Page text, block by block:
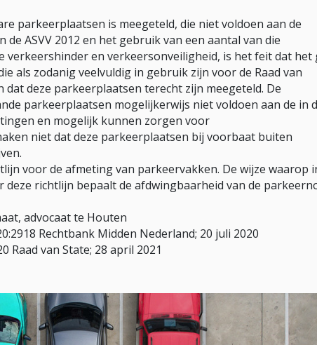
parkeerplaatsen is meegeteld, die niet voldoen aan de
ASVV 2012 en het gebruik van een aantal van die
en verkeersonveiligheid, is het feit dat het
als zodanig veelvuldig in gebruik zijn voor de Raad van
dat deze parkeerplaatsen terecht zijn meegeteld. De
parkeerplaatsen mogelijkerwijs niet voldoen aan de in
en mogelijk kunnen zorgen voor
niet dat deze parkeerplaatsen bij voorbaat buiten
voor de afmeting van parkeervakken. De wijze waarop
richtlijn bepaalt de afdwingbaarheid van de
advocaat te Houten
Rechtbank Midden Nederland; 20 juli 2020
Raad van State; 28 april 2021